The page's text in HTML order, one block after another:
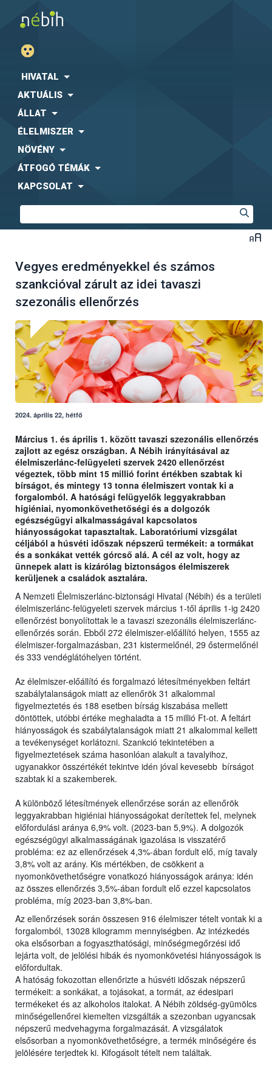
HIVATAL
AKTUÁLIS
ÁLLAT
ÉLELMISZER
NÖVÉNY
ÁTFOGÓ TÉMÁK
KAPCSOLAT
Vegyes eredményekkel és számos
szankcióval zárult az idei tavaszi
szezonális ellenőrzés
2024. április 22, hétfő
Március 1. és április 1. között tavaszi szezonális ellenőrzés
zajlott az egész országban. A Nébih irányításával az
élelmiszerlánc-felügyeleti szervek 2420 ellenőrzést
végeztek, több mint 15 millió forint értékben szabtak ki
bírságot, és mintegy 13 tonna élelmiszert vontak ki a
forgalomból. A hatósági felügyelők leggyakrabban
higiéniai, nyomonkövethetőségi és a dolgozók
egészségügyi alkalmasságával kapcsolatos
hiányosságokat tapasztaltak. Laboratóriumi vizsgálat
céljából a húsvéti időszak népszerű termékeit: a tormákat
és a sonkákat vették górcső alá. A cél az volt, hogy az
ünnepek alatt is kizárólag biztonságos élelmiszerek
kerüljenek a családok asztalára.
A Nemzeti Élelmiszerlánc-biztonsági Hivatal (Nébih) és a területi
élelmiszerlánc-felügyeleti szervek március 1-től április 1-ig 2420
ellenőrzést bonyolítottak le a tavaszi szezonális élelmiszerlánc-
ellenőrzés során. Ebből 272 élelmiszer-előállító helyen, 1555 az
élelmiszer-forgalmazásban, 231 kistermelőnél, 29 őstermelőnél
és 333 vendéglátóhelyen történt.
Az élelmiszer-előállító és forgalmazó létesítményekben feltárt
szabálytalanságok miatt az ellenőrök 31 alkalommal
figyelmeztetés és 188 esetben bírság kiszabása mellett
döntöttek, utóbbi értéke meghaladta a 15 millió Ft-ot. A feltárt
hiányosságok és szabálytalanságok miatt 21 alkalommal kellett
a tevékenységet korlátozni. Szankció tekintetében a
figyelmeztetések száma hasonlóan alakult a tavalyihoz,
ugyanakkor összértékét tekintve idén jóval kevesebb bírságot
szabtak ki a szakemberek.
A különböző létesítmények ellenőrzése során az ellenőrök
leggyakrabban higiéniai hiányosságokat derítettek fel, melynek
előfordulási aránya 6,9% volt. (2023-ban 5,9%). A dolgozók
egészségügyi alkalmasságának igazolása is visszatérő
probléma: ez az ellenőrzések 4,3%-ában fordult elő, míg tavaly
3,8% volt az arány. Kis mértékben, de csökkent a
nyomonkövethetőségre vonatkozó hiányosságok aránya: idén
az összes ellenőrzés 3,5%-ában fordult elő ezzel kapcsolatos
probléma, míg 2023-ban 3,8%-ban.
Az ellenőrzések során összesen 916 élelmiszer tételt vontak ki a
forgalomból, 13028 kilogramm mennyiségben. Az intézkedés
oka elsősorban a fogyaszthatósági, minőségmegőrzési idő
lejárta volt, de jelölési hibák és nyomonkövetési hiányosságok is
előfordultak.
A hatóság fokozottan ellenőrizte a húsvéti időszak népszerű
termékeit: a sonkákat, a tojásokat, a tormát, az édesipari
termékeket és az alkoholos italokat. A Nébih zöldség-gyümölcs
minőségellenőrei kiemelten vizsgálták a szezonban ugyancsak
népszerű medvehagyma forgalmazását. A vizsgálatok
elsősorban a nyomonkövethetőségre, a termék minőségére és
jelölésére terjedtek ki. Kifogásolt tételt nem találtak.